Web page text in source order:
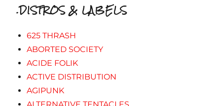
.DISTROS & LABELS
625 THRASH
ABORTED SOCIETY
ACIDE FOLIK
ACTIVE DISTRIBUTION
AGIPUNK